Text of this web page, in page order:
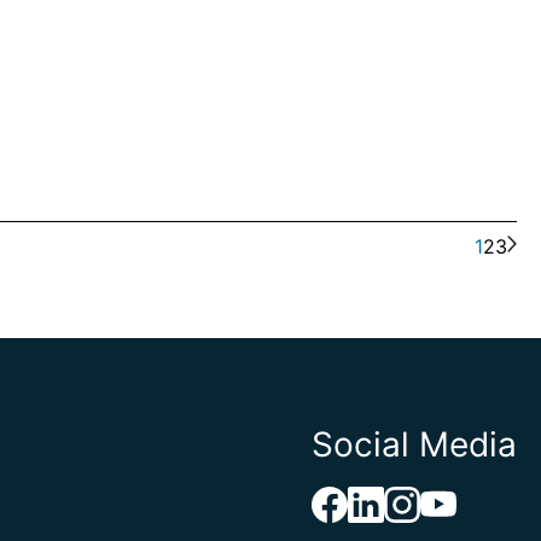
123
Social Media